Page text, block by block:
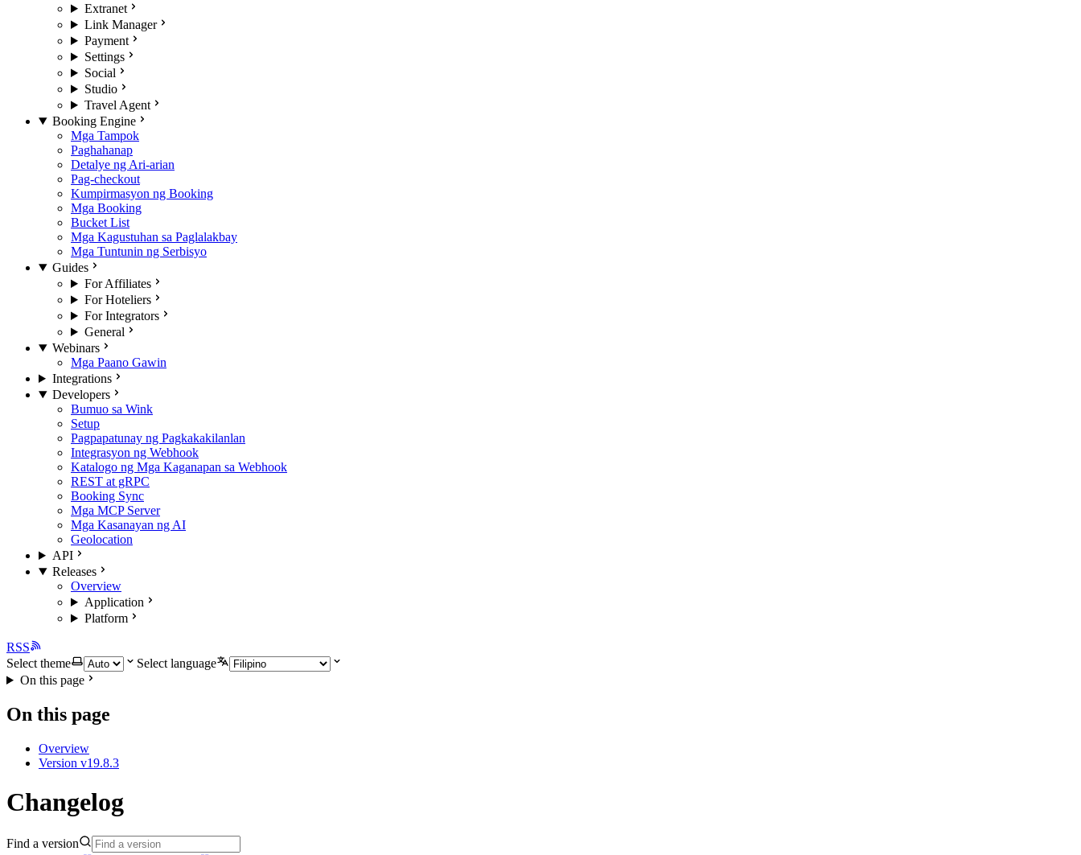
Extranet
Link Manager
Payment
Settings
Social
Studio
Travel Agent
Booking Engine
Mga Tampok
Paghahanap
Detalye ng Ari-arian
Pag-checkout
Kumpirmasyon ng Booking
Mga Booking
Bucket List
Mga Kagustuhan sa Paglalakbay
Mga Tuntunin ng Serbisyo
Guides
For Affiliates
For Hoteliers
For Integrators
General
Webinars
Mga Paano Gawin
Integrations
Developers
Bumuo sa Wink
Setup
Pagpapatunay ng Pagkakakilanlan
Integrasyon ng Webhook
Katalogo ng Mga Kaganapan sa Webhook
REST at gRPC
Booking Sync
Mga MCP Server
Mga Kasanayan ng AI
Geolocation
API
Releases
Overview
Application
Platform
RSS
Select theme
Select language
On this page
On this page
Overview
Version v19.8.3
Changelog
Find a version